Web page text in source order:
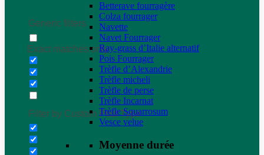
Generic filters
Exact matches only
Filter by Custom Post Type
Betterave fourragère
Colza fourrager
Navette
Navet Fourrager
Ray-grass d’Italie alternatif
Pois Fourrager
Trèfle d’Alexandrie
Trèfle micheli
Trèfle de perse
Trèfle Incarnat
Trèfle Squarrosum
Vesce velue
Moyenne durée